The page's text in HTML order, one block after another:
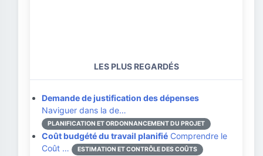
LES PLUS REGARDÉS
Demande de justification des dépenses
Naviguer dans la de…
PLANIFICATION ET ORDONNANCEMENT DU PROJET
Coût budgété du travail planifié Comprendre le
Coût …
ESTIMATION ET CONTRÔLE DES COÛTS